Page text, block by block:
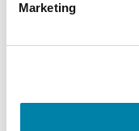
Marketing